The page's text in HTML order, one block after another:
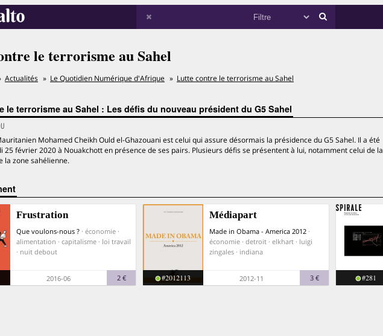
le terrorisme au Sahel
Actualités Le Quotidien Numérique d'Afrique Lutte contre le terrorisme au Sahel
le terrorisme au Sahel : Les défis du nouveau président du G5 Sahel
Mohamed Cheikh Ould el-Ghazouani est celui qui assure désormais la présidence du G5 Sahel. Il a été
25 février 2020 à Nouakchott en présence de ses pairs. Plusieurs défis se présentent à lui, notamment celui de la
la zone sahélienne.
Frustration
Que voulons-nous ? · économie ·
alimentation · capitalisme · loi travail
· nuit debout
2016-06 2 €
Médiapart
Made in Obama - America 2012 ·
économie · detroit · elkhart · luigi
zingales · indiana
#2012113 2012-11 3 € #281